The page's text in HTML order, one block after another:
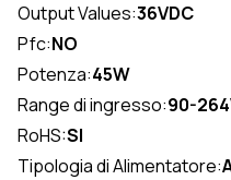
Output Values:36VDC
Pfc:NO
Potenza:45W
Range di ingresso:90-
RoHS:SI
Tipologia di Alimentatore: